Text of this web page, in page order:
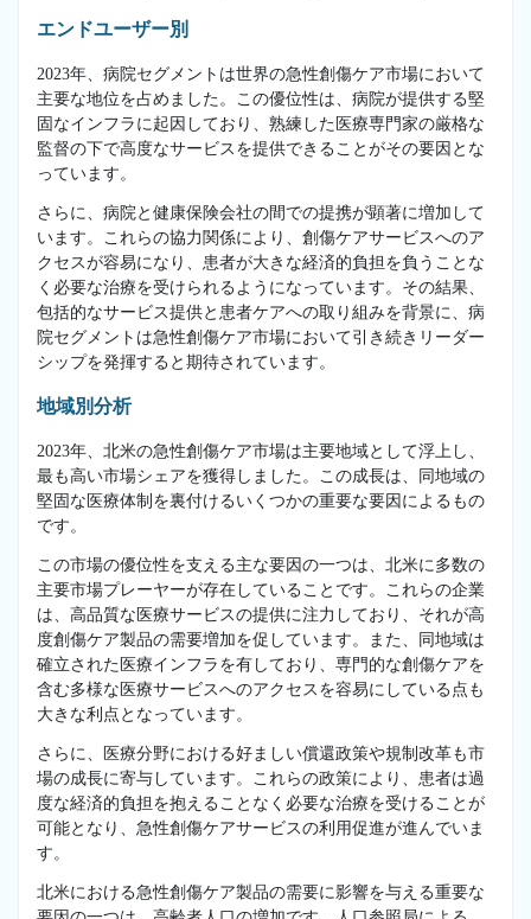
エンドユーザー別
2023年、病院セグメントは世界の急性創傷ケア市場において
主要な地位を占めました。この優位性は、病院が提供する堅
固なインフラに起因しており、熟練した医療専門家の厳格な
監督の下で高度なサービスを提供できることがその要因とな
っています。
さらに、病院と健康保険会社の間での提携が顕著に増加して
います。これらの協力関係により、創傷ケアサービスへのア
クセスが容易になり、患者が大きな経済的負担を負うことな
く必要な治療を受けられるようになっています。その結果、
包括的なサービス提供と患者ケアへの取り組みを背景に、病
院セグメントは急性創傷ケア市場において引き続きリーダー
シップを発揮すると期待されています。
地域別分析
2023年、北米の急性創傷ケア市場は主要地域として浮上し、
最も高い市場シェアを獲得しました。この成長は、同地域の
堅固な医療体制を裏付けるいくつかの重要な要因によるもの
です。
この市場の優位性を支える主な要因の一つは、北米に多数の
主要市場プレーヤーが存在していることです。これらの企業
は、高品質な医療サービスの提供に注力しており、それが高
度創傷ケア製品の需要増加を促しています。また、同地域は
確立された医療インフラを有しており、専門的な創傷ケアを
含む多様な医療サービスへのアクセスを容易にしている点も
大きな利点となっています。
さらに、医療分野における好ましい償還政策や規制改革も市
場の成長に寄与しています。これらの政策により、患者は過
度な経済的負担を抱えることなく必要な治療を受けることが
可能となり、急性創傷ケアサービスの利用促進が進んでいま
す。
北米における急性創傷ケア製品の需要に影響を与える重要な